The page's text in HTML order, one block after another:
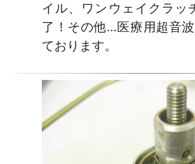
イル、ワンウェイクラッ
了！その他…医療用超音
ております。